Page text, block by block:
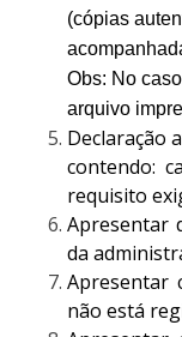
(cópias
Obs: No
arquivo
Declaração
contendo:
requisito
Apresentar
da
Apresentar
não está